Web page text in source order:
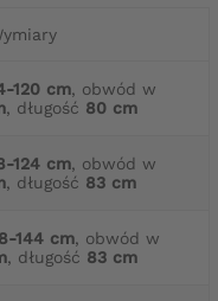
120 cm, obwód w
, długość 80 cm
124 cm, obwód w
, długość 83 cm
144 cm, obwód w
, długość 83 cm